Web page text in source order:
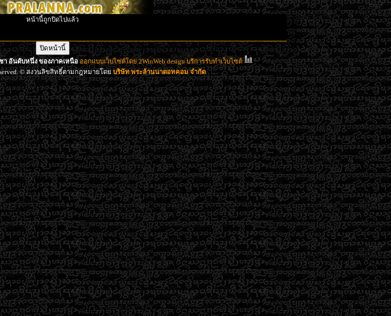
หน้านี้ถูกปิดไปแล้ว
ชา อันดับหนึ่ง ของภาคเหนือออกแบบเว็บไซต์โดย 2WinWeb design บริการรับทำเว็บไซต์
© สงวนลิขสิทธิ์ตามกฎหมายโดยบริษัท พระล้านนาดอทคอม จำกัด.